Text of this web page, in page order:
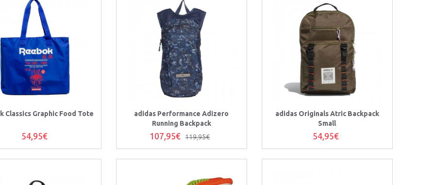
Classics Graphic Food Tote
54,95€
adidas Performance Adizero
Running Backpack
107,95€ 119,95€
adidas Originals Atric Backpack
Small
54,95€